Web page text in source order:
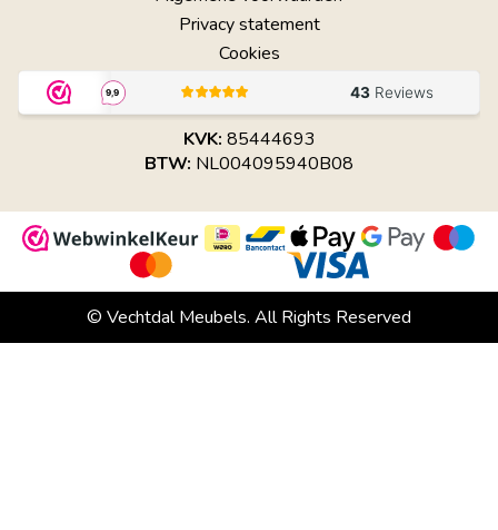
Privacy statement
Cookies
KVK: 85444693
BTW: NL004095940B08
© Vechtdal Meubels. All Rights Reserved